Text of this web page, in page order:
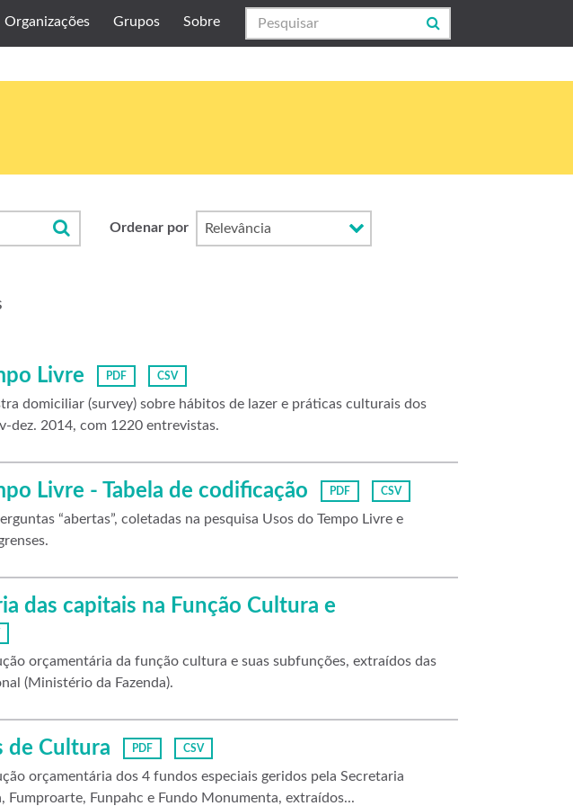
Organizações Grupos Sobre
Ordenar por
Livre PDF CSV
domiciliar (survey) sobre hábitos de lazer e práticas culturais dos
dez. 2014, com 1220 entrevistas.
Livre - Tabela de codificação PDF CSV
“abertas”, coletadas na pesquisa Usos do Tempo Livre e
das capitais na Função Cultura e
orçamentária da função cultura e suas subfunções, extraídos das
(Ministério da Fazenda).
de Cultura PDF CSV
orçamentária dos 4 fundos especiais geridos pela Secretaria
Funpahc e Fundo Monumenta, extraídos...